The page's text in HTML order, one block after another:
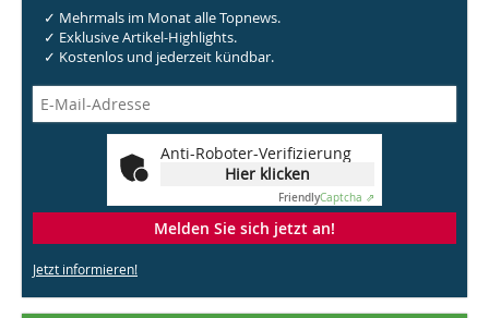
✓ Mehrmals im Monat alle Topnews.
✓ Exklusive Artikel-Highlights.
✓ Kostenlos und jederzeit kündbar.
Anti-Roboter-Verifizierung
Hier klicken
FriendlyCaptcha ⇗
Melden Sie sich jetzt an!
Jetzt informieren!